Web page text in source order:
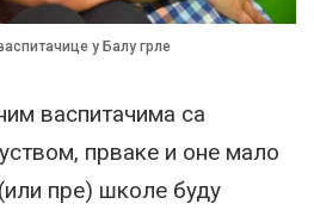
у Балу грле
васпитачима са
прваке и оне мало
пре) школе буду